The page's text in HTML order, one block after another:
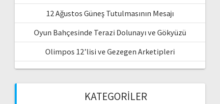
12 Ağustos Güneş Tutulmasının Mesajı
Oyun Bahçesinde Terazi Dolunayı ve Gökyüzü
Olimpos 12’lisi ve Gezegen Arketipleri
KATEGORILER